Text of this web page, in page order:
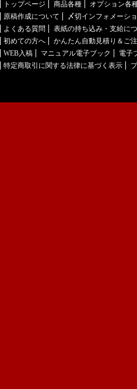
トップページ 商品各種 オプション各
原稿作成について
〆切インフォメーシ
よくある質問
表紙の持ち込み・支給に
初めての方へ
かんたん自動見積り＆ご
WEB入稿
マニュアル電子ブック
電子
特定商取引に関する法律に基づく表示